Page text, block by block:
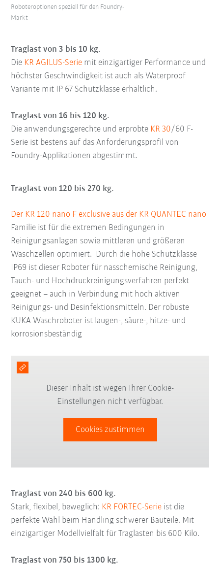
Roboteroptionen speziell für den Foundry-
Markt
Traglast von 3 bis 10 kg.
Die KR AGILUS-Serie mit einzigartiger Performance und
höchster Geschwindigkeit ist auch als Waterproof
Variante mit IP 67 Schutzklasse erhältlich.
Traglast von 16 bis 120 kg.
Die anwendungsgerechte und erprobte KR 30/60 F-
Serie ist bestens auf das Anforderungsprofil von
Foundry-Applikationen abgestimmt.
Traglast von 120 bis 270 kg.
Der KR 120 nano F exclusive aus der KR QUANTEC nano
Familie ist für die extremen Bedingungen in
Reinigungsanlagen sowie mittleren und größeren
Waschzellen optimiert. Durch die hohe Schutzklasse
IP69 ist dieser Roboter für nasschemische Reinigung,
Tauch- und Hochdruckreinigungsverfahren perfekt
geeignet – auch in Verbindung mit hoch aktiven
Reinigungs- und Desinfektionsmitteln. Der robuste
KUKA Waschroboter ist laugen-, säure-, hitze- und
korrosionsbeständig
Dieser Inhalt ist wegen Ihrer Cookie-
Einstellungen nicht verfügbar.
Cookies zustimmen
Traglast von 240 bis 600 kg.
Stark, flexibel, beweglich: KR FORTEC-Serie ist die
perfekte Wahl beim Handling schwerer Bauteile. Mit
einzigartiger Modellvielfalt für Traglasten bis 600 Kilo.
Traglast von 750 bis 1300 kg.